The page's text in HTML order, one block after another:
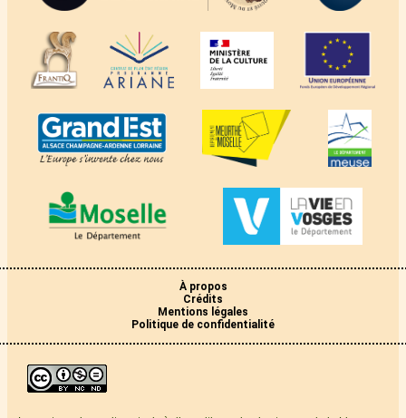
À propos
Crédits
Mentions légales
Politique de confidentialité